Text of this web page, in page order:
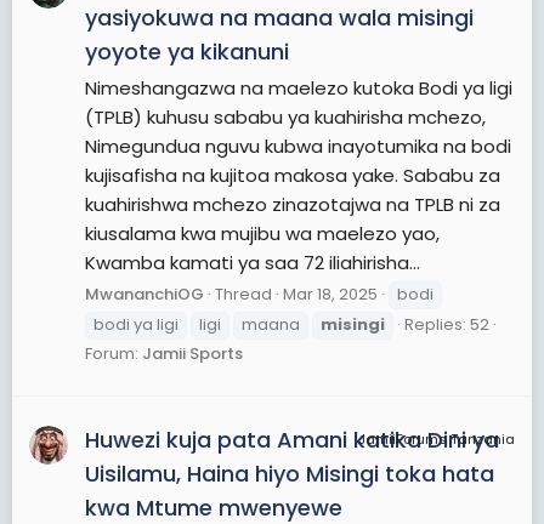
yasiyokuwa na maana wala misingi
yoyote ya kikanuni
Nimeshangazwa na maelezo kutoka Bodi ya ligi
(TPLB) kuhusu sababu ya kuahirisha mchezo,
Nimegundua nguvu kubwa inayotumika na bodi
kujisafisha na kujitoa makosa yake. Sababu za
kuahirishwa mchezo zinazotajwa na TPLB ni za
kiusalama kwa mujibu wa maelezo yao,
Kwamba kamati ya saa 72 iliahirisha...
MwananchiOG Thread Mar 18, 2025
bodi
bodi ya ligi
ligi maana misingi
Replies: 52
Forum: Jamii Sports
JamiiForums Tanzania
Huwezi kuja pata Amani katika Dini ya
Uisilamu, Haina hiyo Misingi toka hata
kwa Mtume mwenyewe